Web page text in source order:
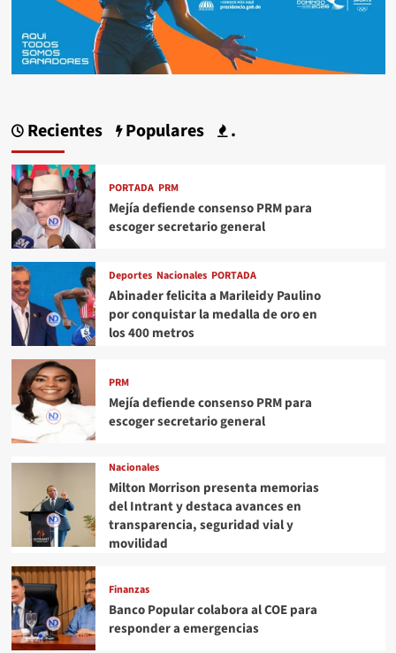
Recientes Populares .
PORTADA PRM
Mejía defiende consenso PRM para
escoger secretario general
Deportes Nacionales PORTADA
Abinader felicita a Marileidy Paulino
por conquistar la medalla de oro en
los 400 metros
PRM
Mejía defiende consenso PRM para
escoger secretario general
Nacionales
Milton Morrison presenta memorias
del Intrant y destaca avances en
transparencia, seguridad vial y
movilidad
Finanzas
Banco Popular colabora al COE para
responder a emergencias